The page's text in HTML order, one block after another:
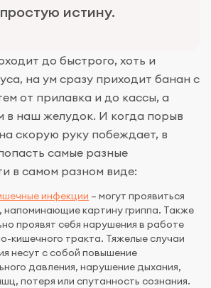
истину.
до быстрого, хоть и
на ум сразу приходит банан с
от прилавка и до кассы, а
в наш желудок. И когда порыв
скорую руку побеждает, в
самые разные
в самом разном виде:
инфекции – могут проявиться
напоминающие картину гриппа. Также
проявят себя нарушения в работе
кишечного тракта. Тяжелые случаи
несут с собой повышение
давления, нарушение дыхания,
потеря или спутанность сознания.